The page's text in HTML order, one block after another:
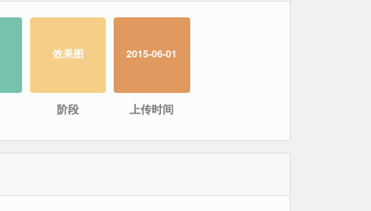
效果图
阶段
2015-06-01
上传时间